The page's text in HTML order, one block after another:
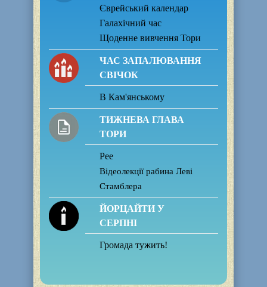
Єврейський календар
Галахічний час
Щоденне вивчення Тори
ЧАС ЗАПАЛЮВАННЯ
СВІЧОК
В Кам'янському
ТИЖНЕВА ГЛАВА
ТОРИ
Рее
Відеолекції рабина Леві
Стамблера
ЙОРЦАЙТИ У
СЕРПНІ
Громада тужить!